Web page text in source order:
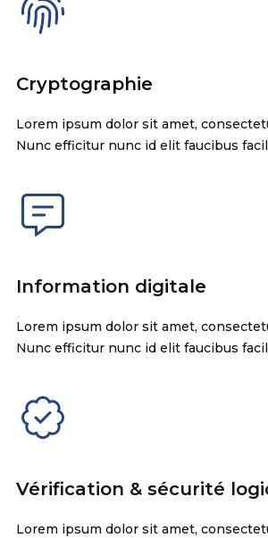
Cryptographie
Lorem ipsum dolor sit amet,
Nunc efficitur nunc id elit faucibus
Information digitale
Lorem ipsum dolor sit amet,
Nunc efficitur nunc id elit faucibus
Vérification & sécurité
Lorem ipsum dolor sit amet,